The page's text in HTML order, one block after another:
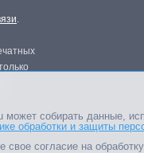
.
может собирать данные,
обработки и защиты
согласие на обработку